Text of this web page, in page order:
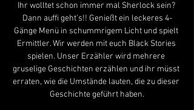
Ihr wolltet schon immer mal Sherlock sein?
Dann auffi geht’s!! Genießt ein leckeres 4-
Gänge Menü in schummrigem Licht und spielt
Ermittler. Wir werden mit euch Black Stories
spielen. Unser Erzähler wird mehrere
gruselige Geschichten erzählen und ihr müsst
erraten, wie die Umstände lauten, die zu dieser
Geschichte geführt haben.